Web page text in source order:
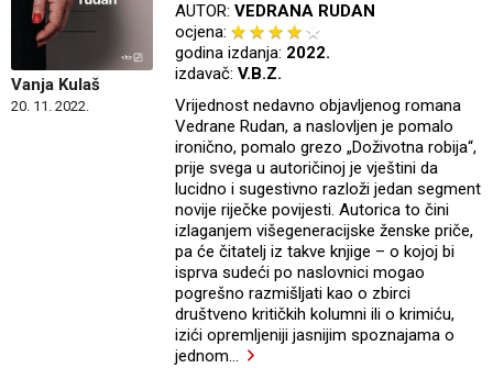
Vanja Kulaš
20. 11. 2022.
AUTOR:VEDRANA RUDAN
ocjena:
godina izdanja: 2022.
izdavač:V.B.Z.
Vrijednost nedavno objavljenog romana
Vedrane Rudan, a naslovljen je pomalo
ironično, pomalo grezo „Doživotna robija“,
prije svega u autoričinoj je vještini da
lucidno i sugestivno razloži jedan segment
novije riječke povijesti. Autorica to čini
izlaganjem višegeneracijske ženske priče,
pa će čitatelj iz takve knjige – o kojoj bi
isprva sudeći po naslovnici mogao
pogrešno razmišljati kao o zbirci
društveno kritičkih kolumni ili o krimiću,
izići opremljeniji jasnijim spoznajama o
jednom…